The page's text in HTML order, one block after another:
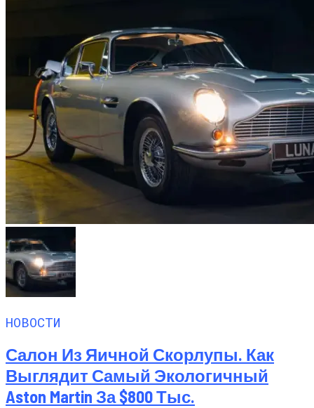
НОВОСТИ
Салон Из Яичной Скорлупы. Как
Выглядит Самый Экологичный
Aston Martin За $800 Тыс.